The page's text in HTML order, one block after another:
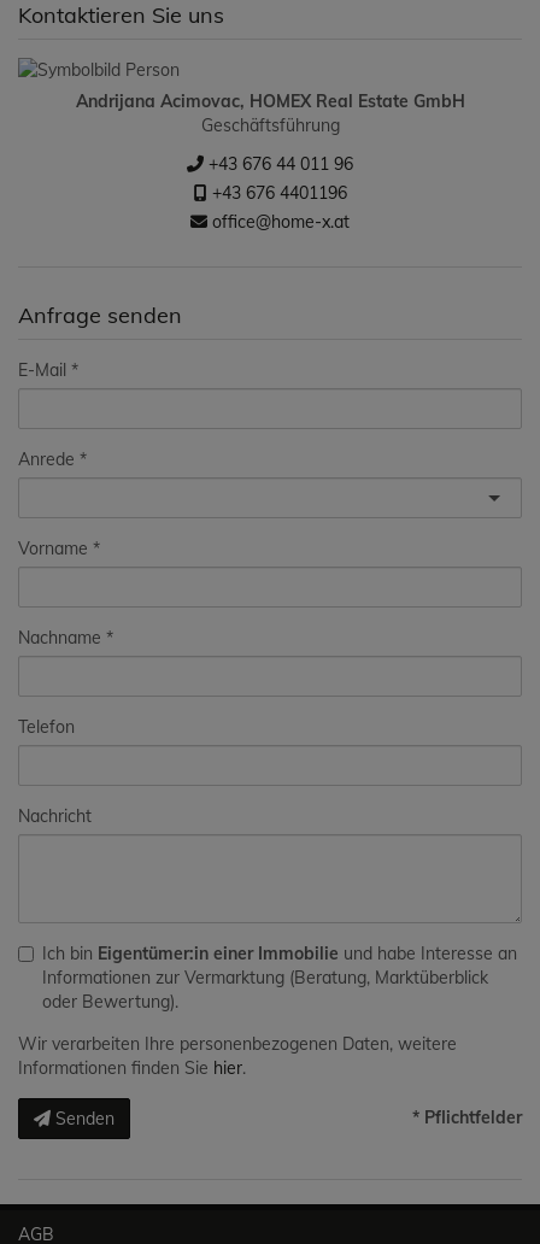
Kontaktieren Sie uns
Andrijana Acimovac, HOMEX Real Estate GmbH
Geschäftsführung
+43 676 44 011 96
+43 676 4401196
office@home-x.at
Anfrage senden
E-Mail
Anrede
Vorname
Nachname
Telefon
Nachricht
Ich bin Eigentümer:in einer Immobilie und habe Interesse an
Informationen zur Vermarktung (Beratung, Marktüberblick
oder Bewertung).
Wir verarbeiten Ihre personenbezogenen Daten, weitere
Informationen finden Sie hier.
Senden * Pflichtfelder
AGB